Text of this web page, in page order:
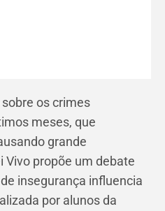
os crimes
meses, que
grande
Vivo propõe um debate
insegurança influencia
por alunos da